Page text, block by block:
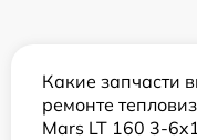
Какие запчасти
ремонте
Mars LT 160 3-